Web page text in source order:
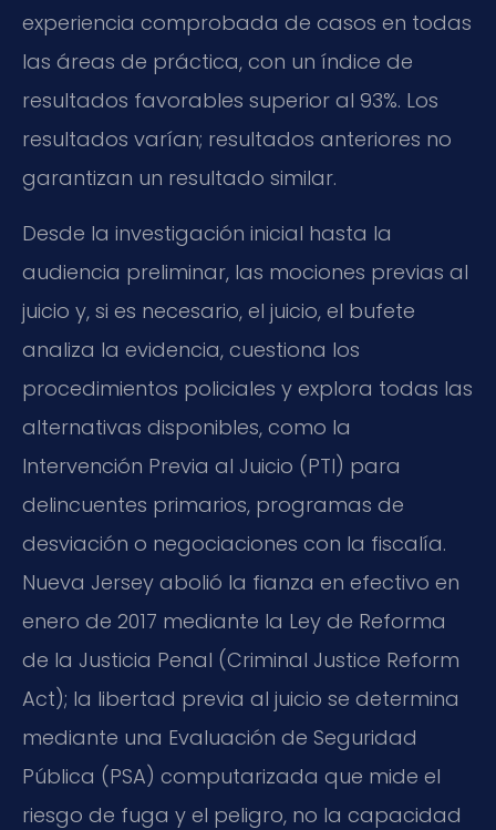
experiencia comprobada de casos en todas
las áreas de práctica, con un índice de
resultados favorables superior al 93%. Los
resultados varían; resultados anteriores no
garantizan un resultado similar.
Desde la investigación inicial hasta la
audiencia preliminar, las mociones previas al
juicio y, si es necesario, el juicio, el bufete
analiza la evidencia, cuestiona los
procedimientos policiales y explora todas las
alternativas disponibles, como la
Intervención Previa al Juicio (PTI) para
delincuentes primarios, programas de
desviación o negociaciones con la fiscalía.
Nueva Jersey abolió la fianza en efectivo en
enero de 2017 mediante la Ley de Reforma
de la Justicia Penal (Criminal Justice Reform
Act); la libertad previa al juicio se determina
mediante una Evaluación de Seguridad
Pública (PSA) computarizada que mide el
riesgo de fuga y el peligro, no la capacidad